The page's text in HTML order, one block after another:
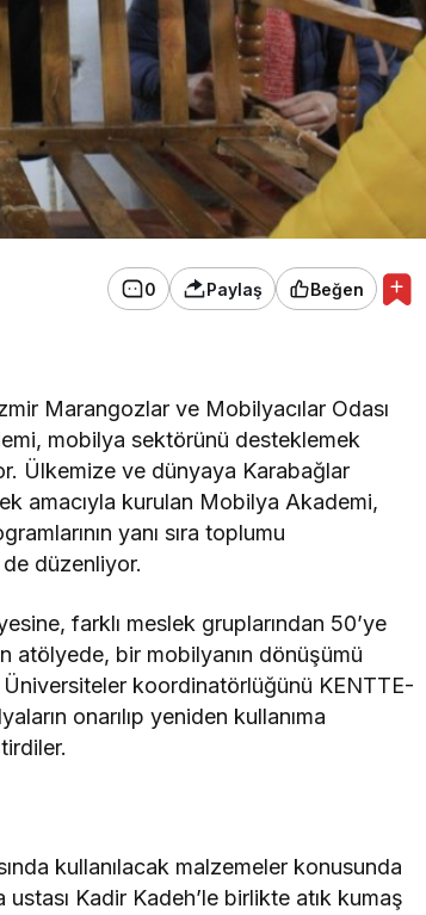
0 Paylaş Beğen
Marangozlar ve Mobilyacılar Odası
mobilya sektörünü desteklemek
Ülkemize ve dünyaya Karabağlar
amacıyla kurulan Mobilya Akademi,
yanı sıra toplumu
düzenliyor.
farklı meslek gruplarından 50’ye
atölyede, bir mobilyanın dönüşümü
koordinatörlüğünü KENTTE-
onarılıp yeniden kullanıma
kullanılacak malzemeler konusunda
Kadir Kadeh’le birlikte atık kumaş